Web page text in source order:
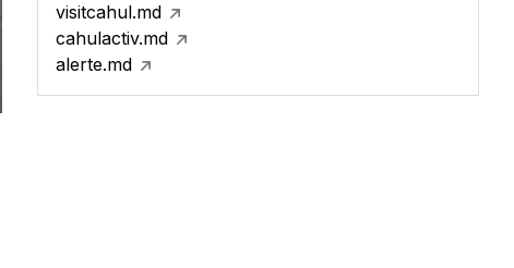
visitcahul.md
cahulactiv.md
alerte.md